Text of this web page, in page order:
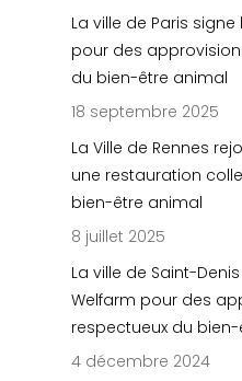
La ville de Paris
pour des
du bien-être animal
18 septembre 2025
La Ville de Rennes
une restauration
bien-être animal
8 juillet 2025
La ville de Saint-
Welfarm pour des
respectueux du
4 décembre 2024